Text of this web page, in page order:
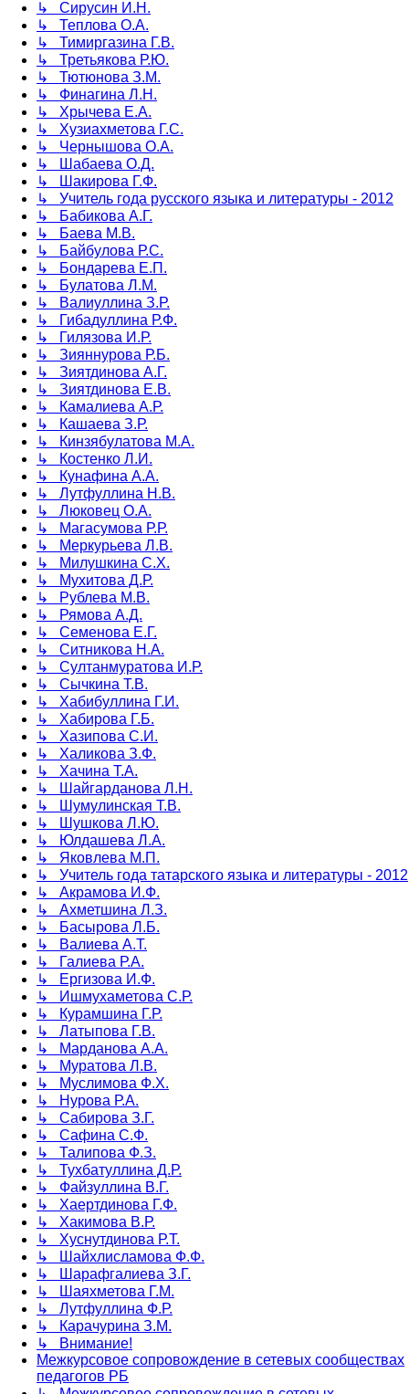
↳ Сирусин И.Н.
↳ Теплова О.А.
↳ Тимиргазина Г.В.
↳ Третьякова Р.Ю.
↳ Тютюнова З.М.
↳ Финагина Л.Н.
↳ Хрычева Е.А.
↳ Хузиахметова Г.С.
↳ Чернышова О.А.
↳ Шабаева О.Д.
↳ Шакирова Г.Ф.
↳ Учитель года русского языка и литературы - 2012
↳ Бабикова А.Г.
↳ Баева М.В.
↳ Байбулова Р.С.
↳ Бондарева Е.П.
↳ Булатова Л.М.
↳ Валиуллина З.Р.
↳ Гибадуллина Р.Ф.
↳ Гилязова И.Р.
↳ Зияннурова Р.Б.
↳ Зиятдинова А.Г.
↳ Зиятдинова Е.В.
↳ Камалиева А.Р.
↳ Кашаева З.Р.
↳ Кинзябулатова М.А.
↳ Костенко Л.И.
↳ Кунафина А.А.
↳ Лутфуллина Н.В.
↳ Люковец О.А.
↳ Магасумова Р.Р.
↳ Меркурьева Л.В.
↳ Милушкина С.Х.
↳ Мухитова Д.Р.
↳ Рублева М.В.
↳ Рямова А.Д.
↳ Семенова Е.Г.
↳ Ситникова Н.А.
↳ Султанмуратова И.Р.
↳ Сычкина Т.В.
↳ Хабибуллина Г.И.
↳ Хабирова Г.Б.
↳ Хазипова С.И.
↳ Халикова З.Ф.
↳ Хачина Т.А.
↳ Шайгарданова Л.Н.
↳ Шумулинская Т.В.
↳ Шушкова Л.Ю.
↳ Юлдашева Л.А.
↳ Яковлева М.П.
↳ Учитель года татарского языка и литературы - 2012
↳ Акрамова И.Ф.
↳ Ахметшина Л.З.
↳ Басырова Л.Б.
↳ Валиева А.Т.
↳ Галиева Р.А.
↳ Ергизова И.Ф.
↳ Ишмухаметова С.Р.
↳ Курамшина Г.Р.
↳ Латыпова Г.В.
↳ Марданова А.А.
↳ Муратова Л.В.
↳ Муслимова Ф.Х.
↳ Нурова Р.А.
↳ Сабирова З.Г.
↳ Сафина С.Ф.
↳ Талипова Ф.З.
↳ Тухбатуллина Д.Р.
↳ Файзуллина В.Г.
↳ Хаертдинова Г.Ф.
↳ Хакимова В.Р.
↳ Хуснутдинова Р.Т.
↳ Шайхлисламова Ф.Ф.
↳ Шарафгалиева З.Г.
↳ Шаяхметова Г.М.
↳ Лутфуллина Ф.Р.
↳ Карачурина З.М.
↳ Внимание!
Межкурсовое сопровождение в сетевых сообществах
педагогов РБ